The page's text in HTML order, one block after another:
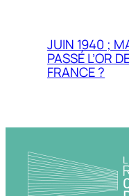
JUIN 1940 ;
PASSÉ L’OR
FRANCE ?